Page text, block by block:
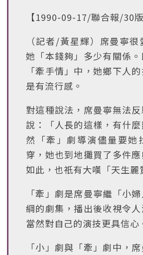
【1990-09-17/聯合報/30
（記者/黃星輝）席曼寧
她「本錢夠」多少有關係
「牽手情」中，她鄉下人
是有流行感。
對這種說法，席曼寧無法
說：「人長的這樣，有什
然「牽」劇導演儘量要她
穿，她也到地攤買了多件
如此，也祇有大嘆「天生麗
「牽」劇是席曼寧繼「小
綱的劇集，播出後收視令
當然對自己的演技更具信心
「小」劇與「牽」劇中，